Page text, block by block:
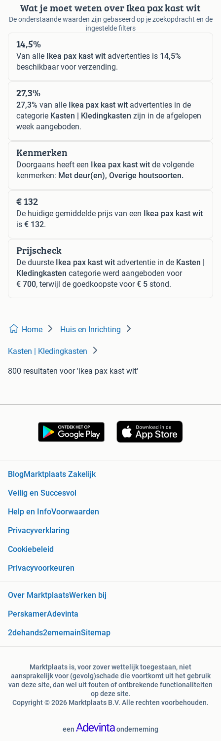
Wat je moet weten over Ikea pax kast wit
De onderstaande waarden zijn gebaseerd op je zoekopdracht en de
ingestelde filters
14,5%
Van alle Ikea pax kast wit advertenties is 14,5%
beschikbaar voor verzending.
27,3%
27,3% van alle Ikea pax kast wit advertenties in de
categorie Kasten | Kledingkasten zijn in de afgelopen
week aangeboden.
Kenmerken
Doorgaans heeft een Ikea pax kast wit de volgende
kenmerken: Met deur(en), Overige houtsoorten.
€ 132
De huidige gemiddelde prijs van een
Ikea pax kast wit
is € 132.
Prijscheck
De duurste Ikea pax kast wit advertentie in de Kasten |
Kledingkasten categorie werd aangeboden voor
€ 700, terwijl de goedkoopste voor€ 5 stond.
Home Huis en Inrichting
Kasten | Kledingkasten
800 resultaten voor 'ikea pax kast wit'
Blog Marktplaats Zakelijk
Veilig en Succesvol
Help en InfoVoorwaarden
Privacyverklaring
Cookiebeleid
Privacyvoorkeuren
Over MarktplaatsWerken bij
PerskamerAdevinta
2dehands2ememainSitemap
Marktplaats is, voor zover wettelijk toegestaan, niet
aansprakelijk voor (gevolg)schade die voortkomt uit het gebruik
van deze site, dan wel uit fouten of ontbrekende functionaliteiten
op deze site.
Copyright © 2026 Marktplaats B.V. Alle rechten voorbehouden.
een onderneming